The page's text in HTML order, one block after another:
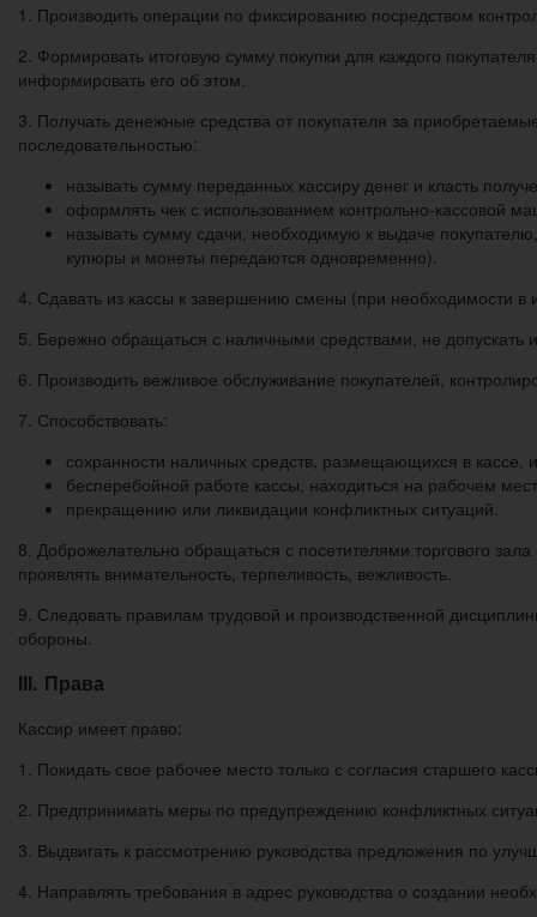
1. Производить операции по фиксированию посредством
2. Формировать итоговую сумму покупки для каждого
информировать его об этом.
3. Получать денежные средства от покупателя за
последовательностью:
называть сумму переданных кассиру денег и класть
оформлять чек с использованием контрольно-кассовой
называть сумму сдачи, необходимую к выдаче
купюры и монеты передаются одновременно).
4. Сдавать из кассы к завершению смены (при необходимости
5. Бережно обращаться с наличными средствами, не допускать
6. Производить вежливое обслуживание покупателей,
7. Способствовать:
сохранности наличных средств, размещающихся в кассе,
бесперебойной работе кассы, находиться на рабочем
прекращению или ликвидации конфликтных ситуаций.
8. Доброжелательно обращаться с посетителями торгового
проявлять внимательность, терпеливость, вежливость.
9. Следовать правилам трудовой и производственной
обороны.
ІІІ. Права
Кассир имеет право:
1. Покидать свое рабочее место только с согласия старшего
2. Предпринимать меры по предупреждению конфликтных
3. Выдвигать к рассмотрению руководства предложения по
4. Направлять требования в адрес руководства о создании